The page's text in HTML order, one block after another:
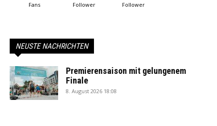
Fans Follower Follower
NEUSTE NACHRICHTEN
Premierensaison mit gelungenem
Finale
8. August 2026 18:08